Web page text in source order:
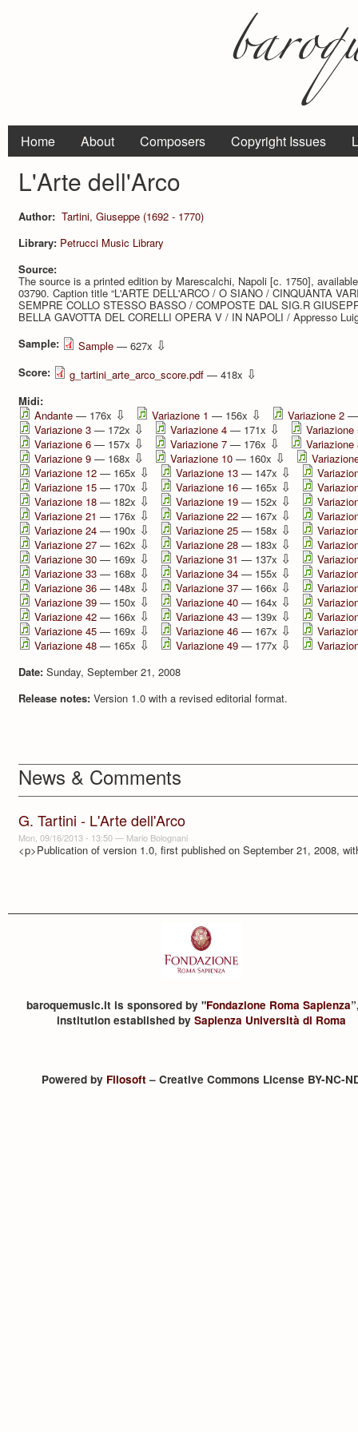
Home About Composers Copyright Issues
L'Arte dell'Arco
Author: Tartini, Giuseppe (1692 - 1770)
Library: Petrucci Music Library
Source:
The source is a printed edition by Marescalchi, Napoli [c. 1750],
03790. Caption title “L'ARTE DELL'ARCO / O SIANO / CINQUANTA
SEMPRE COLLO STESSO BASSO / COMPOSTE DAL SIG.R
BELLA GAVOTTA DEL CORELLI OPERA V / IN NAPOLI / Appresso
Sample:
Sample — 627x ⇩
Score: g_tartini_arte_arco_score.pdf — 418x ⇩
Midi:
Andante — 176x ⇩ Variazione 1 — 156x ⇩ Variazione 2 —
Variazione 3 — 172x ⇩ Variazione 4 — 171x ⇩
Variazione
Variazione 6 — 157x ⇩ Variazione 7 — 176x ⇩
Variazione
Variazione 9 — 168x ⇩ Variazione 10 — 160x ⇩
Variazione 12 — 165x ⇩ Variazione 13 — 147x ⇩
Variazione 15 — 170x ⇩ Variazione 16 — 165x ⇩
Variazione 18 — 182x ⇩ Variazione 19 — 152x ⇩
Variazione 21 — 176x ⇩ Variazione 22 — 167x ⇩
Variazione 24 — 190x ⇩ Variazione 25 — 158x ⇩
Variazione 27 — 162x ⇩ Variazione 28 — 183x ⇩
Variazione 30 — 169x ⇩ Variazione 31 — 137x ⇩
Variazione 33 — 168x ⇩ Variazione 34 — 155x ⇩
Variazione 36 — 148x ⇩ Variazione 37 — 166x ⇩
Variazione 39 — 150x ⇩ Variazione 40 — 164x ⇩
Variazione 42 — 166x ⇩ Variazione 43 — 139x ⇩
Variazione 45 — 169x ⇩ Variazione 46 — 167x ⇩
Variazione 48 — 165x ⇩ Variazione 49 — 177x ⇩
Date: Sunday, September 21, 2008
Release notes: Version 1.0 with a revised editorial format.
News & Comments
G. Tartini - L'Arte dell'Arco
Mon, 09/16/2013 - 13:50— Mario Bolognani
<p>Publication of version 1.0, first published on September 21, 2008,
baroquemusic.it is sponsored by "Fondazione Roma Sapienza
institution established by Sapienza Università di Roma
Powered by Filosoft– Creative Commons License BY-NC-